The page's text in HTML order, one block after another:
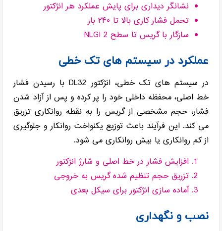
نشانگر دیداری برای پایش عملکرد هر انژکتور
تحمل فشار کاری بالا تا ۲۴۰ بار
سازگار با گریس تا سطح NLGI 2
عملکرد در سیستم های تک خطی
در سیستم های تک خطی، انژکتور DL32 با رسیدن فشار
خط اصلی، محفظه داخلی خود را پر کرده و پس از آزاد شدن
فشار، حجم مشخصی از گریس را به نقطه روانکاری تزریق
می کند. این فرآیند باعث توزیع یکنواخت روانکار و جلوگیری
از کم روانکاری یا بیش روانکاری می شود.
افزایش فشار در خط اصلی و شارژ انژکتور
تزریق حجم تنظیم شده گریس به خروجی
آماده سازی انژکتور برای سیکل بعدی
نصب و نگهداری